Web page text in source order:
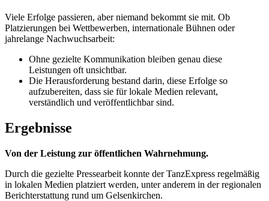
Viele Erfolge passieren, aber niemand bekommt sie mit. Ob
Platzierungen bei Wettbewerben, internationale Bühnen oder
jahrelange Nachwuchsarbeit:
Ohne gezielte Kommunikation bleiben genau diese
Leistungen oft unsichtbar.
Die Herausforderung bestand darin, diese Erfolge so
aufzubereiten, dass sie für lokale Medien relevant,
verständlich und veröffentlichbar sind.
Ergebnisse
Von der Leistung zur öffentlichen Wahrnehmung.
Durch die gezielte Pressearbeit konnte der TanzExpress regelmäßig
in lokalen Medien platziert werden, unter anderem in der regionalen
Berichterstattung rund um Gelsenkirchen.